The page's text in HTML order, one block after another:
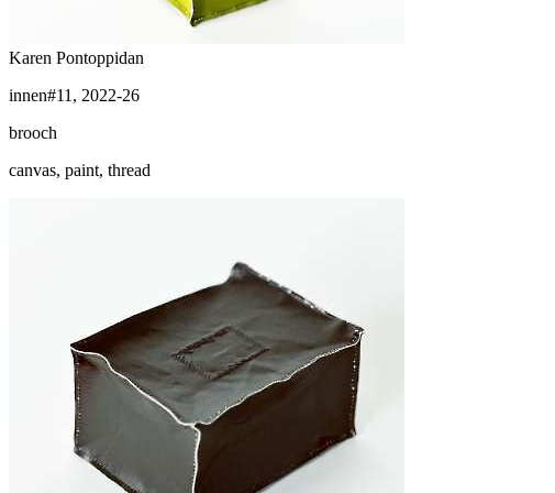
Karen Pontoppidan
innen#11, 2022-26
brooch
canvas, paint, thread